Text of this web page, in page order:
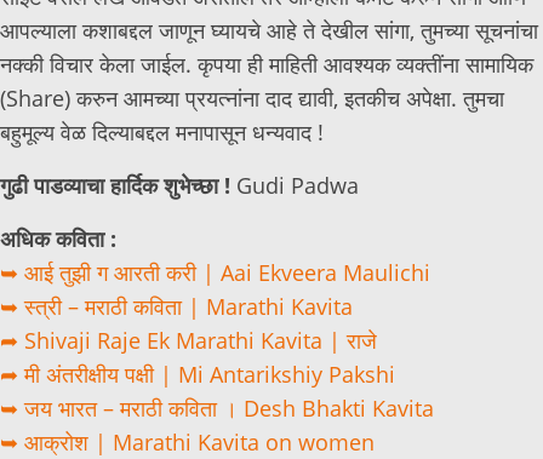
आपल्याला कशाबद्दल जाणून घ्यायचे आहे ते देखील सांगा, तुमच्या सूचनांचा
नक्की विचार केला जाईल. कृपया ही माहिती आवश्यक व्यक्तींना सामायिक
(Share) करुन आमच्या प्रयत्नांना दाद द्यावी, इतकीच अपेक्षा. तुमचा
बहुमूल्य वेळ दिल्याबद्दल मनापासून धन्यवाद !
गुढी पाडव्याचा हार्दिक शुभेच्छा ! Gudi Padwa
अधिक कविता :
➥ आई तुझी ग आरती करी | Aai Ekveera Maulichi
➥ स्त्री – मराठी कविता | Marathi Kavita
➦ Shivaji Raje Ek Marathi Kavita | राजे
➦ मी अंतरीक्षीय पक्षी | Mi Antarikshiy Pakshi
➥ जय भारत – मराठी कविता । Desh Bhakti Kavita
➥ आक्रोश | Marathi Kavita on women